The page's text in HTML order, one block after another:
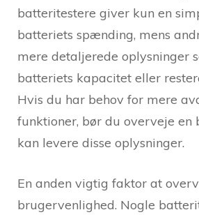
batteritestere giver kun en
batteriets spænding, mens
mere detaljerede oplysninger
batteriets kapacitet eller
Hvis du har behov for mere
funktioner, bør du overveje en
kan levere disse oplysninger.
En anden vigtig faktor at
brugervenlighed. Nogle